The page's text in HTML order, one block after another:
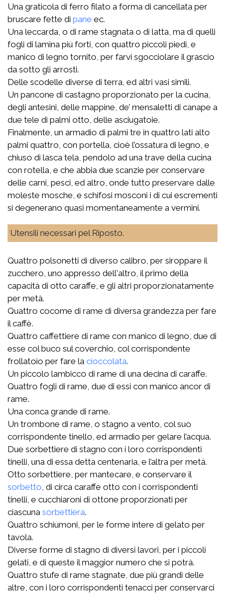
Una graticola di ferro filato a forma di cancellata per
bruscare fette di pane ec.
Una leccarda, o di rame stagnata o di latta, ma di quelli
fogli di lamina più forti, con quattro piccoli piedi, e
manico di legno tornito, per farvi sgocciolare il grascio
da sotto gli arrosti.
Delle scodelle diverse di terra, ed altri vasi simili.
Un pancone di castagno proporzionato per la cucina,
degli antesini, delle mappine, de’ mensaletti di canape a
due tele di palmi otto, delle asciugatoie.
Finalmente, un armadio di palmi tre in quattro lati alto
palmi quattro, con portella, cioè l’ossatura di legno, e
chiuso di lasca tela, pendolo ad una trave della cucina
con rotella, e che abbia due scanzie per conservare
delle carni, pesci, ed altro, onde tutto preservare dalle
moleste mosche, e schifosi mosconi i di cui escrementi
si degenerano quasi momentaneamente a vermini.
Utensili necessari pel Riposto.
Quattro polsonetti di diverso calibro, per siroppare il
zucchero, uno appresso dell'altro, il primo della
capacità di otto caraffe, e gli altri proporzionatamente
per metà.
Quattro cocome di rame di diversa grandezza per fare
il caffè.
Quattro caffettiere di rame con manico di legno, due di
esse col buco sul coverchio, col corrispondente
frollatoio per fare la cioccolata.
Un piccolo lambicco di rame di una decina di caraffe.
Quattro fogli di rame, due di essi con manico ancor di
rame.
Una conca grande di rame.
Un trombone di rame, o stagno a vento, col suo
corrispondente tinello, ed armadio per gelare l’acqua.
Due sorbettiere di stagno con i loro corrispondenti
tinelli, una di essa detta centenaria, e l’altra per metà.
Otto sorbettiere, per mantecare, e conservare il
sorbetto , di circa caraffe otto con i corrispondenti
tinelli, e cucchiaroni di ottone proporzionati per
ciascuna sorbettiera.
Quattro schiumoni, per le forme intere di gelato per
tavola.
Diverse forme di stagno di diversi lavori, per i piccoli
gelati, e di queste il maggior numero che si potrà.
Quattro stufe di rame stagnate, due più grandi delle
altre, con i loro corrispondenti tenacci per conservarci